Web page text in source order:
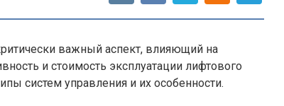
важный аспект, влияющий на
и стоимость эксплуатации лифтового
систем управления и их особенности.